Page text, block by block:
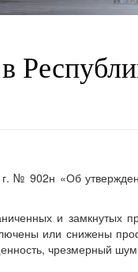
№ 902н «Об
и замкнутых
или снижены
чрезмерный